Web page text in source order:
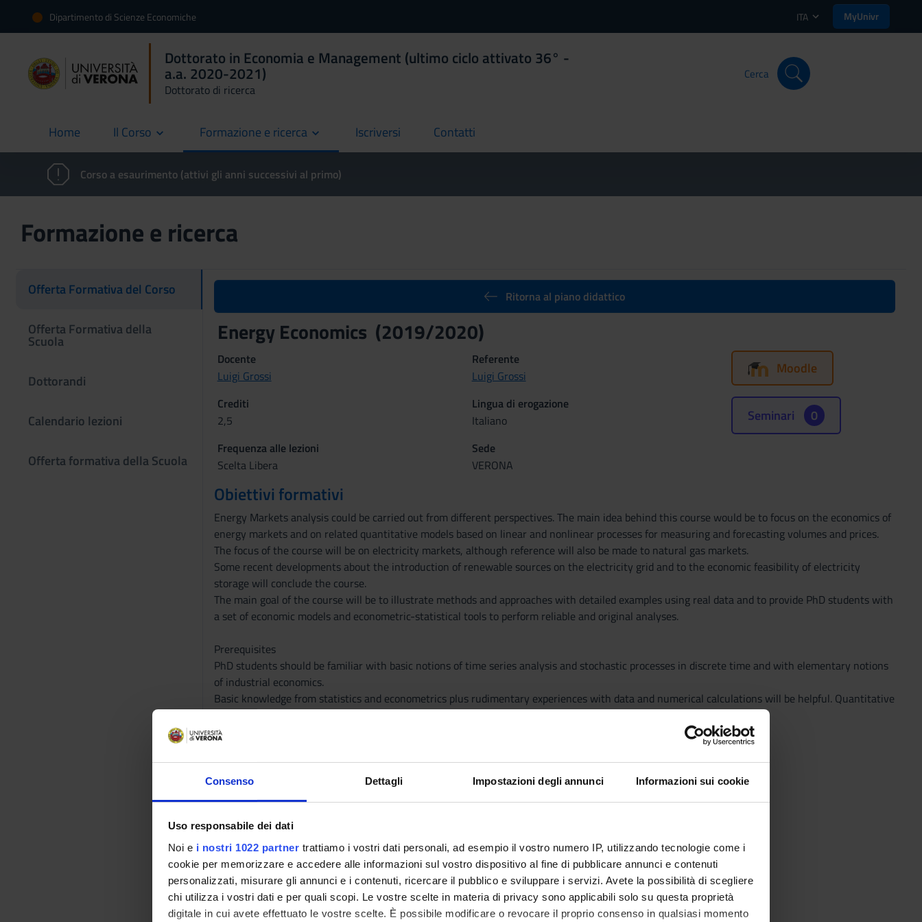
Consenso Dettagli Impostazioni degli annunci Informazioni sui cookie
Uso responsabile dei dati
Noi e i nostri 1022 partner trattiamo i vostri dati personali, ad esempio il vostro numero IP, utilizzando tecnologie come i
cookie per memorizzare e accedere alle informazioni sul vostro dispositivo al fine di pubblicare annunci e contenuti
personalizzati, misurare gli annunci e i contenuti, ricercare il pubblico e sviluppare i servizi. Avete la possibilità di scegliere
chi utilizza i vostri dati e per quali scopi. Le vostre scelte in materia di privacy sono applicabili solo su questa proprietà
digitale in cui avete effettuato le vostre scelte. È possibile modificare o revocare il proprio consenso in qualsiasi momento
Dipartimento di Scienze Economiche ITA MyUnivr
Dottorato in Economia e Management (ultimo ciclo attivato 36° -
a.a. 2020-2021)
Dottorato di ricerca
Cerca
Home
current Il Corso Formazione e ricerca Iscriversi
current Contatti
current
Corso a esaurimento (attivi gli anni successivi al primo)
Formazione e ricerca
Offerta Formativa del Corso
Offerta Formativa della
Scuola
Dottorandi
Calendario lezioni
Offerta formativa della Scuola
Ritorna al piano didattico
Energy Economics (2019/2020)
Docente
Luigi Grossi
Referente
Luigi Grossi
Crediti
2,5
Lingua di erogazione
Italiano
Frequenza alle lezioni
Scelta Libera
Sede
VERONA
Moodle
Seminari 0
Obiettivi formativi
Energy Markets analysis could be carried out from different perspectives. The main idea behind this course would be to focus on the economics of
energy markets and on related quantitative models based on linear and nonlinear processes for measuring and forecasting volumes and prices.
The focus of the course will be on electricity markets, although reference will also be made to natural gas markets.
Some recent developments about the introduction of renewable sources on the electricity grid and to the economic feasibility of electricity
storage will conclude the course.
The main goal of the course will be to illustrate methods and approaches with detailed examples using real data and to provide PhD students with
a set of economic models and econometric-statistical tools to perform reliable and original analyses.
Prerequisites
PhD students should be familiar with basic notions of time series analysis and stochastic processes in discrete time and with elementary notions
of industrial economics.
Basic knowledge from statistics and econometrics plus rudimentary experiences with data and numerical calculations will be helpful. Quantitative
analysis will be performed by the freeware software R (http://cran.r-project.org/).
Programma
1. Stylized facts of electricity prices
Price spikes: what determines spikes. Case studies.
Seasonality: determinants. Autocorrelation structure and frequency domain analysis.
Mean reversion: detrended fluctuation analysis, periodogram regression
Volatility clustering and leverage effect
2. Modelling electricity loads and prices
Factors affecting load patterns (demand side): time factors and weathers conditions. Analysis of weather variables.
Factors affecting prices (supply side): generation factors. The impact of renewables electricity sources.